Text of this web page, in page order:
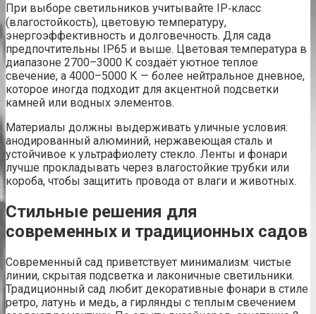
При выборе светильников учитывайте IP‑класс
(влагостойкость), цветовую температуру,
энергоэффективность и долговечность. Для сада
предпочтительны IP65 и выше. Цветовая температура в
диапазоне 2700–3000 К создаёт уютное теплое
свечение, а 4000–5000 К — более нейтральное дневное,
которое иногда подходит для акцентной подсветки
камней или водных элементов.
Материалы должны выдерживать уличные условия:
анодированный алюминий, нержавеющая сталь и
устойчивое к ультрафиолету стекло. Ленты и фонари
лучше прокладывать через влагостойкие трубки или
короба, чтобы защитить провода от влаги и животных.
Стильные решения для
современных и традиционных садов
Современный сад приветствует минимализм: чистые
линии, скрытая подсветка и лаконичные светильники.
Традиционный сад любит декоративные фонари в стиле
ретро, латунь и медь, а гирлянды с теплым свечением